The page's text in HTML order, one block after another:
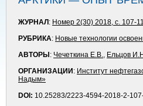
ЖУРНАЛ : Номер 2(30) 2018, с. 107-
РУБРИКА: Новые технологии
АВТОРЫ : Чечеткина Е.В., Ельцов
ОРГАНИЗАЦИИ : Институт
Надым»
DOI: 10.25283/2223-4594-2018-2-